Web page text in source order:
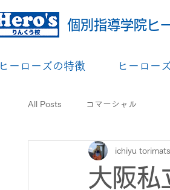
ヒーローズの特徴 ヒーロー
個別指導学院ヒ
All Posts コマーシャル
大阪私
ichiyu